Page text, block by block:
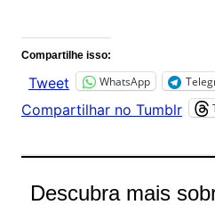
Compartilhe isso:
Tweet WhatsApp
Compartilhar no Tumblr
Descubra mais